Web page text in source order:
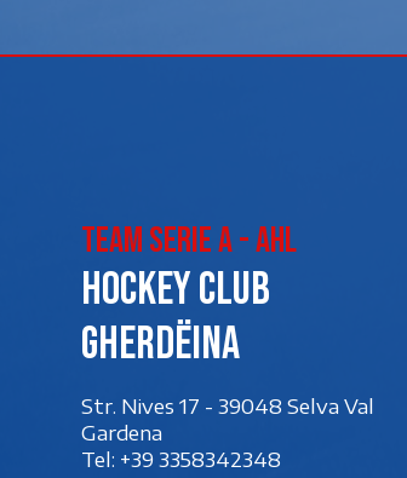
Team Serie A - AHL
Hockey club
Gherdëina
Str. Nives 17 - 39048 Selva Val
Gardena
Tel: +39 3358342348